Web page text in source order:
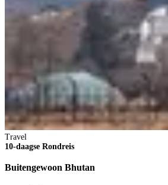
Travel
10-daagse Rondreis
Buitengewoon Bhutan